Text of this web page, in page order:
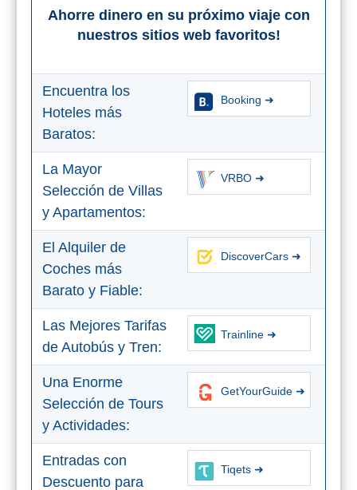
Parapente
Tours de
Aventura
Top 10
Para Niños
LOS
SITIOS
CERCANOS
Cuevas de Nerja
Ahorre dinero en su próximo viaje con
nuestros sitios web favoritos!
Encuentra los
Hoteles más
Baratos:
Booking ➜
La Mayor
Selección de Villas
y Apartamentos:
VRBO ➜
El Alquiler de
Coches más
Barato y Fiable:
DiscoverCars ➜
Las Mejores Tarifas
de Autobús y Tren:
Trainline ➜
Una Enorme
Selección de Tours
y Actividades:
GetYourGuide ➜
Entradas con
Descuento para
Tiqets ➜